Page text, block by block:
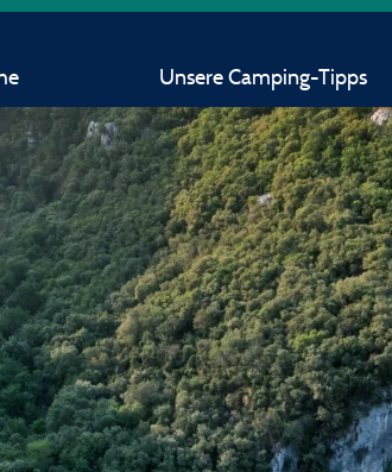
Unsere Camping-Tipps